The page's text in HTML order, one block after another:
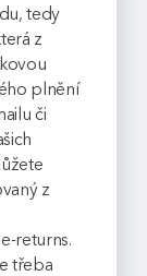
tedy
z
plnění
či
z
returns.
třeba